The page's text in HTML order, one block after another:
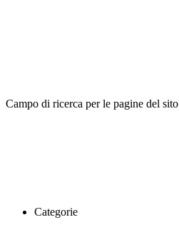
Campo di ricerca per le pagine del sito
Categorie